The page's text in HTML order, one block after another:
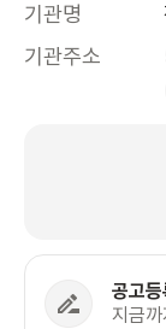
기관명
기관주소
공고
지금